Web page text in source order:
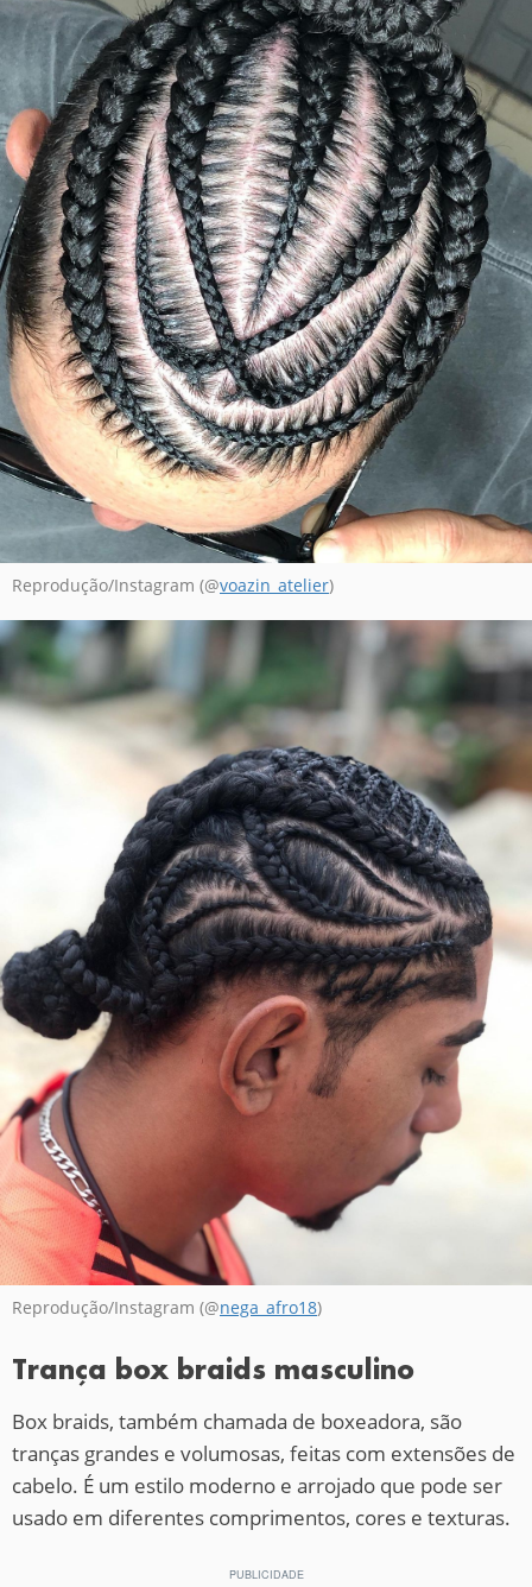
Reprodução/Instagram (@voazin_atelier)
Reprodução/Instagram (@nega_afro18)
Trança box braids masculino
Box braids, também chamada de boxeadora, são
tranças grandes e volumosas, feitas com extensões de
cabelo. É um estilo moderno e arrojado que pode ser
usado em diferentes comprimentos, cores e texturas.